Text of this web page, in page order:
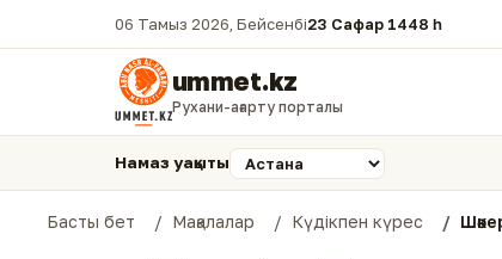
06 Тамыз 2026, Бейсенбі23 Сафар 1448 һ.
ummet.kz
Рухани-ағарту порталы
Намаз уақыты
Басты бет Мақалалар Күдікпен күрес